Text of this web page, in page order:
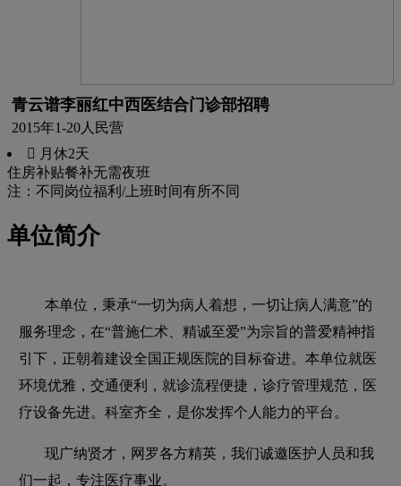
青云谱李丽红中西医结合门诊部招聘
2015年1-20人 民营
 月休2天
住房补贴餐补无需夜班
注：不同岗位福利/上班时间有所不同
单位简介
本单位，秉承“一切为病人着想，一切让病人满意”的
服务理念，在“普施仁术、精诚至爱”为宗旨的普爱精神指
引下，正朝着建设全国正规医院的目标奋进。本单位就医
环境优雅，交通便利，就诊流程便捷，诊疗管理规范，医
疗设备先进。科室齐全，是你发挥个人能力的平台。
现广纳贤才，网罗各方精英，我们诚邀医护人员和我
们一起，专注医疗事业。